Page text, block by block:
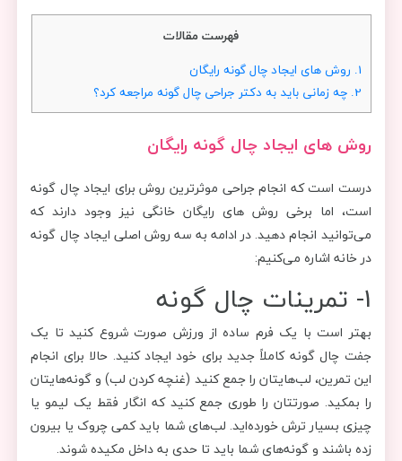
فهرست مقالات
1. روش های ایجاد چال گونه رایگان
2. چه زمانی باید به دکتر جراحی چال گونه مراجعه کرد؟
روش های ایجاد چال گونه رایگان
درست است که انجام جراحی موثرترین روش برای ایجاد چال گونه
است، اما برخی روش های رایگان خانگی نیز وجود دارند که
می‌توانید انجام دهید. در ادامه به سه روش اصلی ایجاد چال گونه
در خانه اشاره می‌کنیم:
1- تمرینات چال گونه
بهتر است با یک فرم ساده از ورزش صورت شروع کنید تا یک
جفت چال گونه کاملاً جدید برای خود ایجاد کنید. حالا برای انجام
این تمرین، لب‌هایتان را جمع کنید (غنچه کردن لب) و گونه‌هایتان
را بمکید. صورتتان را طوری جمع کنید که انگار فقط یک لیمو یا
چیزی بسیار ترش خورده‌اید. لب‌های شما باید کمی چروک یا بیرون
زده باشند و گونه‌های شما باید تا حدی به داخل مکیده شوند.